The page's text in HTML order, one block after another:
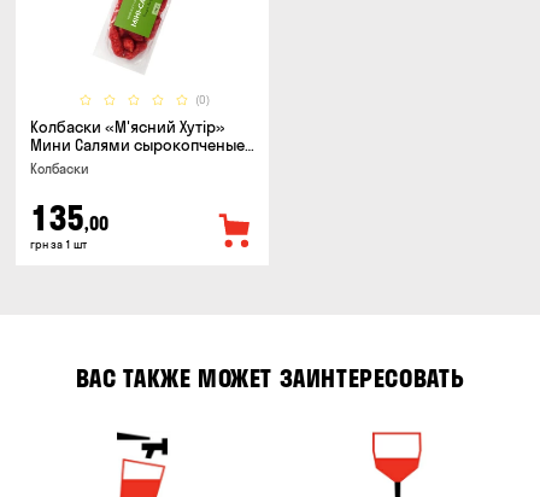
(0)
Колбаски «М'ясний Хутір»
Мини Салями сырокопченые,
150г
Колбаски
135,00
грн за 1 шт
ВАС ТАКЖЕ МОЖЕТ ЗАИНТЕРЕСОВАТЬ